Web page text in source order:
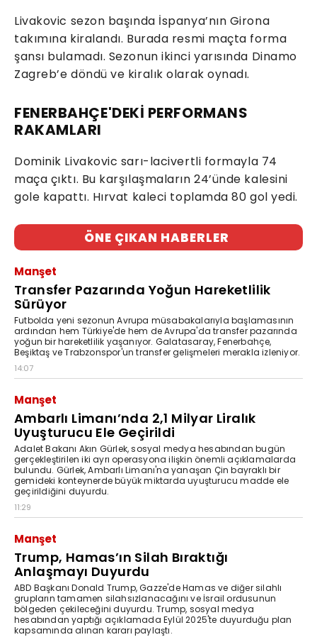
Livakovic sezon başında İspanya’nın Girona
takımına kiralandı. Burada resmi maçta forma
şansı bulamadı. Sezonun ikinci yarısında Dinamo
Zagreb’e döndü ve kiralık olarak oynadı.
FENERBAHÇE'DEKİ PERFORMANS
RAKAMLARI
Dominik Livakovic sarı-lacivertli formayla 74
maça çıktı. Bu karşılaşmaların 24’ünde kalesini
gole kapattı. Hırvat kaleci toplamda 80 gol yedi.
ÖNE ÇIKAN HABERLER
Manşet
Transfer Pazarında Yoğun Hareketlilik
Sürüyor
Futbolda yeni sezonun Avrupa müsabakalarıyla başlamasının
ardından hem Türkiye'de hem de Avrupa'da transfer pazarında
yoğun bir hareketlilik yaşanıyor. Galatasaray, Fenerbahçe,
Beşiktaş ve Trabzonspor'un transfer gelişmeleri merakla izleniyor.
14:07
Manşet
Ambarlı Limanı’nda 2,1 Milyar Liralık
Uyuşturucu Ele Geçirildi
Adalet Bakanı Akın Gürlek, sosyal medya hesabından bugün
gerçekleştirilen iki ayrı operasyona ilişkin önemli açıklamalarda
bulundu. Gürlek, Ambarlı Limanı'na yanaşan Çin bayraklı bir
gemideki konteynerde büyük miktarda uyuşturucu madde ele
geçirildiğini duyurdu.
11:29
Manşet
Trump, Hamas’ın Silah Bıraktığı
Anlaşmayı Duyurdu
ABD Başkanı Donald Trump, Gazze'de Hamas ve diğer silahlı
grupların tamamen silahsızlanacağını ve İsrail ordusunun
bölgeden çekileceğini duyurdu. Trump, sosyal medya
hesabından yaptığı açıklamada Eylül 2025'te duyurduğu plan
kapsamında alınan kararı paylaştı.